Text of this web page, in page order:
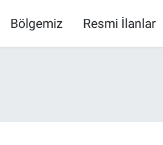
Bölgemiz Resmi İlanlar